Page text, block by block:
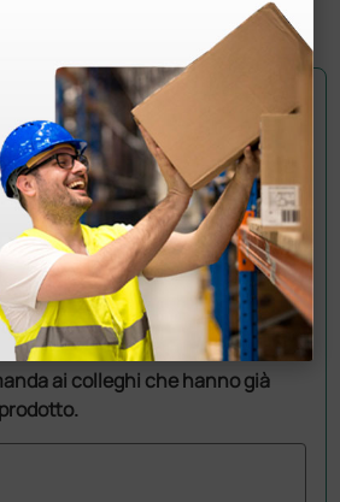
10 pezzi
dubbio? Vuoi ulteriori
ai colleghi che hanno già